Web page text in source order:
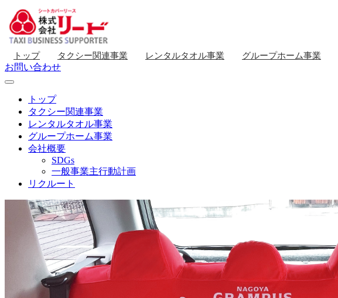
トップ タクシー関連事業 レンタルタオル事業 グループホーム事業
お問い合わせ
トップ
タクシー関連事業
レンタルタオル事業
グループホーム事業
会社概要
SDGs
一般事業主行動計画
リクルート